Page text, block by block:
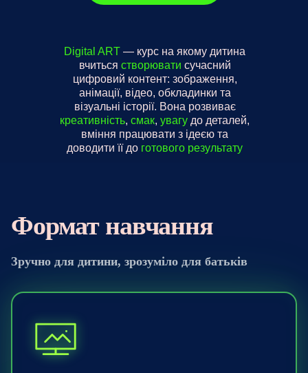
Digital ART — курс на якому дитина
вчиться створювати сучасний
цифровий контент: зображення,
анімації, відео, обкладинки та
візуальні історії. Вона розвиває
креативність, смак, увагу до деталей,
вміння працювати з ідеєю та
доводити її до готового результату
Формат навчання
Зручно для дитини, зрозуміло для батьків